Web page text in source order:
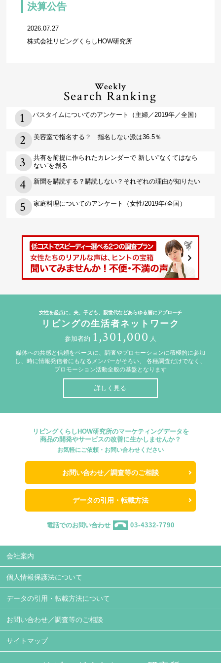
決算公告
2026.07.27
株式会社リビングくらしHOW研究所
Weekly
Search Ranking
バスタイムについてのアンケート（主婦／2019年／全国）
美容室で指名する？ 指名しない派は36.5％
共有を前提に作られたカレンダーで 新しい“なくてはなら
ない”を創る
新聞を購読する？購読しない？それぞれの理由が知りたい
家庭料理についてのアンケート（女性/2019年/全国）
女性を起点に、夫、子ども、親世代などあらゆる層にアプローチ
リビングの生活者ネットワーク
参加者約 1,301,000 人
媒体への共感と信頼をベースに、調査やプロモーションに積極的に参加
し、時に情報発信者にもなるメンバーがそろい、
各種調査だけでなく、
プロモーション活動全般の基盤となります
詳しく見る
リビングくらしHOW研究所のマーケティングデータを
商品の開発やサービスの改善に生かしませんか？
お気軽にご依頼・お問い合わせください
お問い合わせ／調査等のご相談
データの引用・転載方法
電話でのお問い合わせ 03-4332-7790
会社案内
個人情報保護法について
データの引用・転載方法について
お問い合わせ／調査等のご相談
サイトマップ